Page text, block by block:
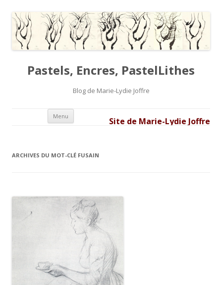
Pastels, Encres, PastelLithes
Blog de Marie-Lydie Joffre
Menu Aller au contenu principal
Site de Marie-Lydie Joffre
ARCHIVES DU MOT-CLÉ FUSAIN